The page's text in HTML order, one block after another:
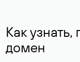
Как узнать,
домен